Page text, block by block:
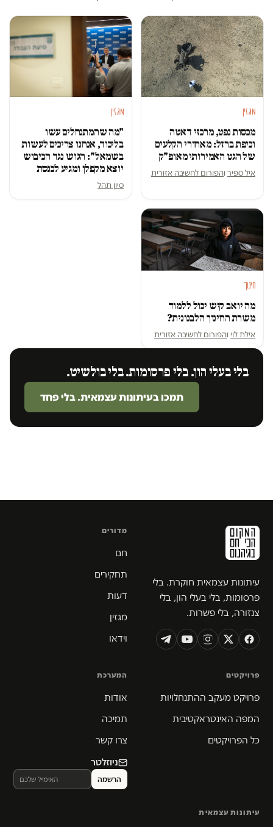
מגזין
מכסות נפט, מרכזי דאטה
וכיפת ברזל: מאחורי הקלעים
של הגט האמירותי מאופ"ק
איל ספיר והפורום לחשיבה אזורית
מגזין
"מה שהמתנחלים עשו
בליכוד, אנחנו צריכים לעשות
בשמאל": הגוש נגד הכיבוש
יוצא מקפלן ומגיע לכנסת
סיון תהל
חינוך
מה יואב קיש יכול ללמוד
משרת החינוך הלבנונית?
אילת לוי והפורום לחשיבה אזורית
בלי בעלי הון. בלי פרסומות. בלי בולשיט.
תמכו בעיתונות עצמאית. בלי פחד
עיתונות עצמאית חוקרת. בלי
פרסומות, בלי בעלי הון, בלי
צנזורה, בלי פשרות.
מדורים
חם
תחקירים
דעות
מגזין
וידאו
פרויקטים
פרויקט מעקב ההתנחלויות
המפה האינטראקטיבית
כל הפרויקטים
המערכת
אודות
תמיכה
צרו קשר
ניוזלטר
עיתונות עצמאית